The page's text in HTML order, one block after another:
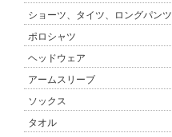
ショーツ、タイツ、ロングパンツ
ポロシャツ
ヘッドウェア
アームスリーブ
ソックス
タオル